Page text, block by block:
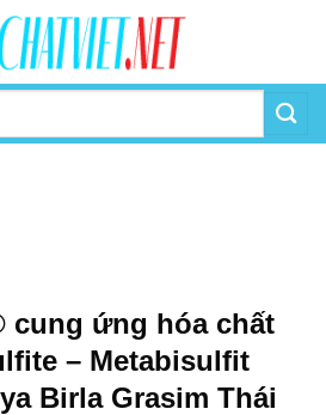
cung ứng hóa chất
– Metabisulfit
Birla Grasim Thái